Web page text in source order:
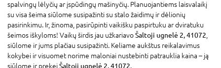
spalvingų lėlyčių ar įspūdingų mašinyčių. Planuojantiems laisvalaikį
su visa šeima siūlome susipažinti su stalo žaidimų ir dėlionių
pasirinkimu. Ir, žinoma, pasirūpinti vaikišku paspirtuku ar dviratuku
šeimos iškyloms! Vaikų širdis jau užkariavoŠaltoji ugnelė 2, 41072
siūlome ir jums plačiau susipažinti. Keliame aukštus reikalavimus
kokybei ir visuomet norime maloniai nustebinti patrauklia kaina – ją
siūlome ir prekeiŠaltoji ugnelė 2, 41072.